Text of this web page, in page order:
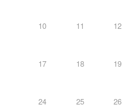
10 11 12
17 18 19
24 25 26